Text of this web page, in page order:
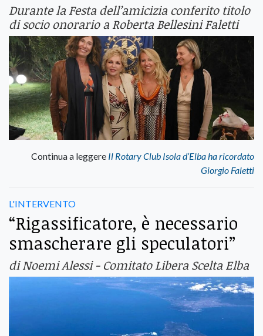
Durante la Festa dell’amicizia conferito titolo
di socio onorario a Roberta Bellesini Faletti
Continua a leggere Il Rotary Club Isola d’Elba ha ricordato
Giorgio Faletti
L'INTERVENTO
“Rigassificatore, è necessario
smascherare gli speculatori”
di Noemi Alessi - Comitato Libera Scelta Elba